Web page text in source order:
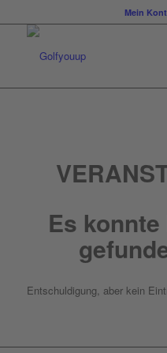
Mein
Es
Entschuldigung, aber kein